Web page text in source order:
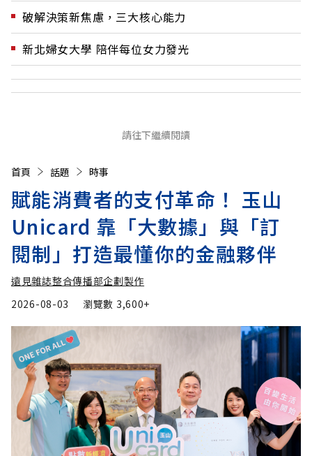
破解決策新焦慮，三大核心能力
新北婦女大學 陪伴每位女力發光
請往下繼續閱讀
首頁 話題 時事
賦能消費者的支付革命！ 玉山
Unicard 靠「大數據」與「訂
閱制」打造最懂你的金融夥伴
遠見雜誌整合傳播部企劃製作
2026-08-03
瀏覽數 3,600+